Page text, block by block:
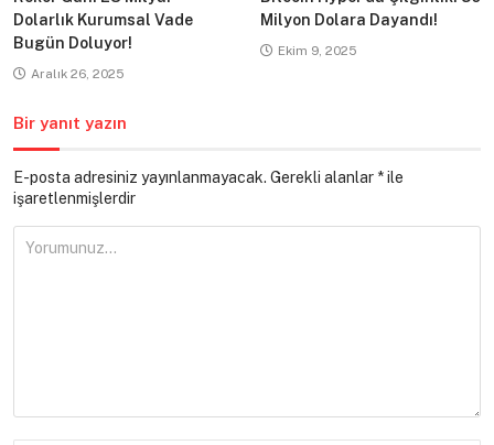
Dolarlık Kurumsal Vade
Bugün Doluyor!
Aralık 26, 2025
Milyon Dolara Dayandı!
Ekim 9, 2025
Bir yanıt yazın
E-posta adresiniz yayınlanmayacak. Gerekli alanlar *ile
işaretlenmişlerdir